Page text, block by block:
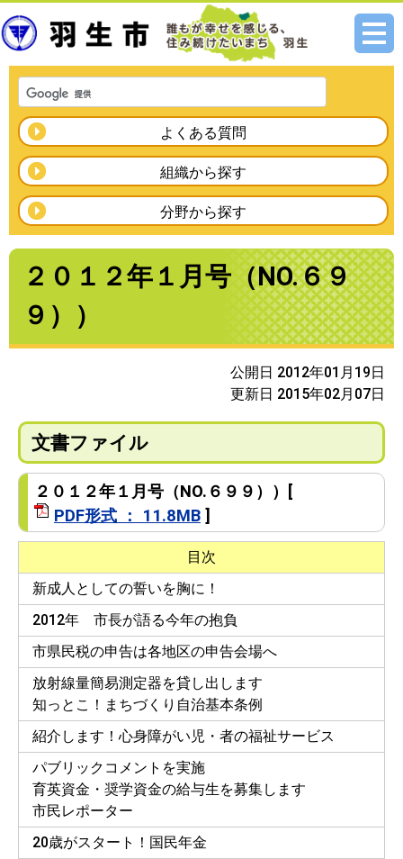
メニ
よくある質問
組織から探す
分野から探す
２０１２年１月号（NO.６９
９））
公開日 2012年01月19日
更新日 2015年02月07日
文書ファイル
２０１２年１月号（NO.６９９））[
PDF形式 ： 11.8MB ]
目次
新成人としての誓いを胸に！
2012年 市長が語る今年の抱負
市県民税の申告は各地区の申告会場へ
放射線量簡易測定器を貸し出します
知っとこ！まちづくり自治基本条例
紹介します！心身障がい児・者の福祉サービス
パブリックコメントを実施
育英資金・奨学資金の給与生を募集します
市民レポーター
20歳がスタート！国民年金